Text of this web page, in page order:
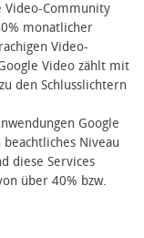
Video-Community
monatlicher
Video-
Video zählt mit
den Schlusslichtern
Google
Niveau
diese Services
über 40% bzw.